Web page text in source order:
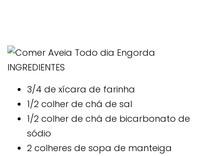
INGREDIENTES
3/4 de xícara de farinha
1/2 colher de chá de sal
1/2 colher de chá de bicarbonato de
sódio
2 colheres de sopa de manteiga